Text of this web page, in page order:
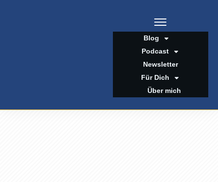
Blog
Podcast
Newsletter
Für Dich
Über mich